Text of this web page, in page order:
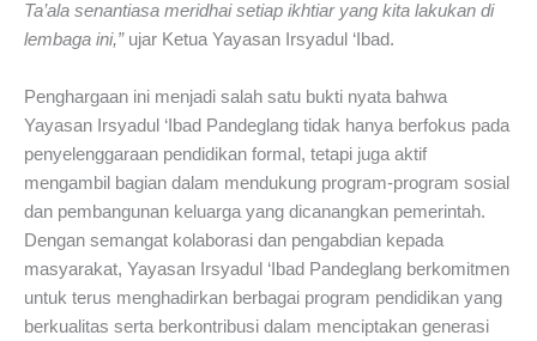
Ta’ala senantiasa meridhai setiap ikhtiar yang kita lakukan di
lembaga ini,” ujar Ketua Yayasan Irsyadul ‘Ibad.
Penghargaan ini menjadi salah satu bukti nyata bahwa
Yayasan Irsyadul ‘Ibad Pandeglang tidak hanya berfokus pada
penyelenggaraan pendidikan formal, tetapi juga aktif
mengambil bagian dalam mendukung program-program sosial
dan pembangunan keluarga yang dicanangkan pemerintah.
Dengan semangat kolaborasi dan pengabdian kepada
masyarakat, Yayasan Irsyadul ‘Ibad Pandeglang berkomitmen
untuk terus menghadirkan berbagai program pendidikan yang
berkualitas serta berkontribusi dalam menciptakan generasi